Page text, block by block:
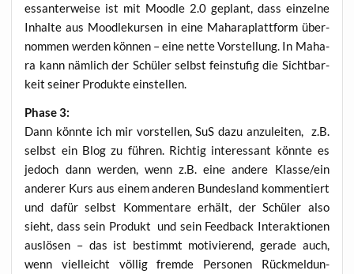
es­san­ter­wei­se ist mit Mood­le 2.0 geplant, dass ein­zel­ne
Inhal­te aus Mood­le­kur­sen in eine Maha­ra­platt­form über­
nom­men wer­den kön­nen – eine net­te Vor­stel­lung. In Maha­
ra kann näm­lich der Schü­ler selbst fein­stu­fig die Sicht­bar­
keit sei­ner Pro­duk­te einstellen.
Pha­se 3:
Dann könn­te ich mir vor­stel­len, SuS dazu anzu­lei­ten, z.B.
selbst ein Blog zu füh­ren. Rich­tig inter­es­sant könn­te es
jedoch dann wer­den, wenn z.B. eine ande­re Klasse/ein
ande­rer Kurs aus einem ande­ren Bun­des­land kom­men­tiert
und dafür selbst Kom­men­ta­re erhält, der Schü­ler also
sieht, dass sein Pro­dukt und sein Feed­back Inter­ak­tio­nen
aus­lö­sen – das ist bestimmt moti­vie­rend, gera­de auch,
wenn viel­leicht völ­lig frem­de Per­so­nen Rück­mel­dun­